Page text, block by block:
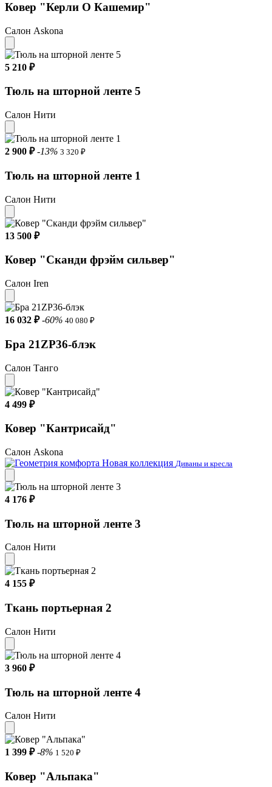
Ковер "Керли О Кашемир"
Салон Askona
5 210 ₽
Тюль на шторной ленте 5
Салон Нити
2 900 ₽ -13% 3 320 ₽
Тюль на шторной ленте 1
Салон Нити
13 500 ₽
Ковер "Сканди фрэйм сильвер"
Салон Iren
16 032 ₽ -60% 40 080 ₽
Бра 21ZP36-блэк
Салон Танго
4 499 ₽
Ковер "Кантрисайд"
Салон Askona
Новая коллекция Диваны и кресла
4 176 ₽
Тюль на шторной ленте 3
Салон Нити
4 155 ₽
Ткань портьерная 2
Салон Нити
3 960 ₽
Тюль на шторной ленте 4
Салон Нити
1 399 ₽ -8% 1 520 ₽
Ковер "Альпака"